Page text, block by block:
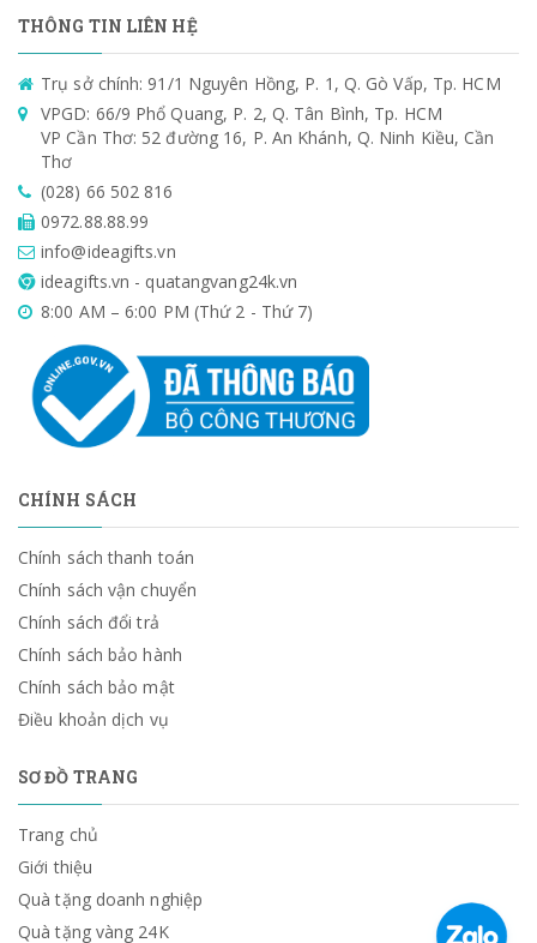
THÔNG TIN LIÊN HỆ
Trụ sở chính: 91/1 Nguyên Hồng, P. 1, Q. Gò Vấp, Tp. HCM
VPGD: 66/9 Phổ Quang, P. 2, Q. Tân Bình, Tp. HCM
VP Cần Thơ: 52 đường 16, P. An Khánh, Q. Ninh Kiều, Cần
Thơ
(028) 66 502 816
0972.88.88.99
info@ideagifts.vn
ideagifts.vn - quatangvang24k.vn
8:00 AM – 6:00 PM (Thứ 2 - Thứ 7)
CHÍNH SÁCH
Chính sách thanh toán
Chính sách vận chuyển
Chính sách đổi trả
Chính sách bảo hành
Chính sách bảo mật
Điều khoản dịch vụ
SƠ ĐỒ TRANG
Trang chủ
Giới thiệu
Quà tặng doanh nghiệp
Quà tặng vàng 24K